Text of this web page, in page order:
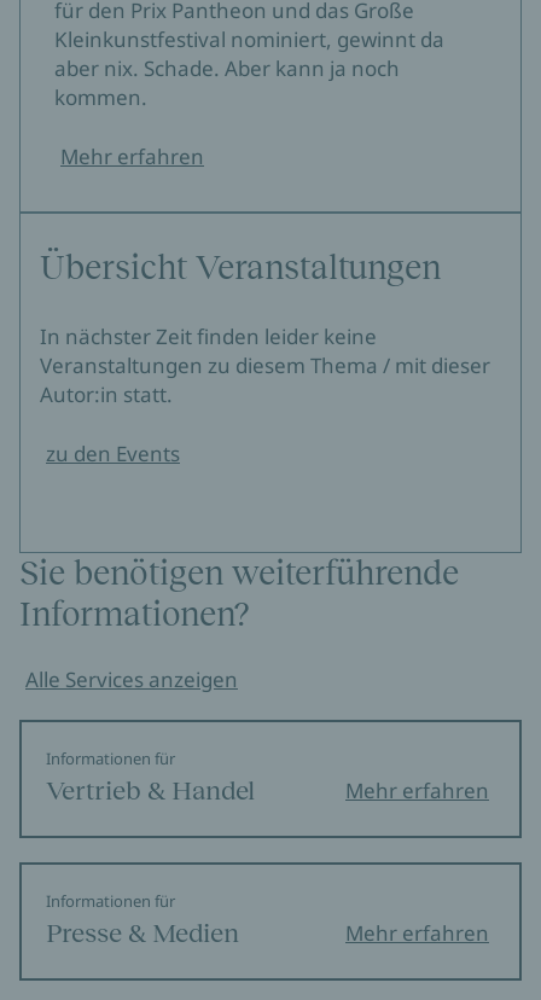
für den Prix Pantheon und das Große
Kleinkunstfestival nominiert, gewinnt da
aber nix. Schade. Aber kann ja noch
kommen.
Mehr erfahren
Übersicht Veranstaltungen
In nächster Zeit finden leider keine
Veranstaltungen zu diesem Thema / mit dieser
Autor:in statt.
zu den Events
Sie benötigen weiterführende
Informationen?
Alle Services anzeigen
Informationen für
Vertrieb & Handel Mehr erfahren
Informationen für
Presse & Medien Mehr erfahren